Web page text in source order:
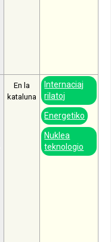
En la
kataluna
Internaciaj
rilatoj
Energetiko
Nuklea
teknologio